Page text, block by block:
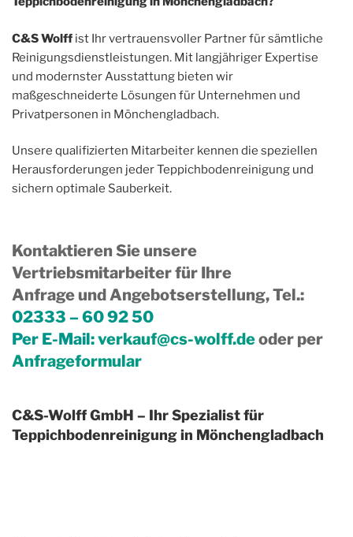
C&S Wolff ist Ihr vertrauensvoller Partner für sämtliche
Reinigungsdienstleistungen. Mit langjähriger Expertise
und modernster Ausstattung bieten wir
maßgeschneiderte Lösungen für Unternehmen und
Privatpersonen in Mönchengladbach.
Unsere qualifizierten Mitarbeiter kennen die speziellen
Herausforderungen jeder Teppichbodenreinigung und
sichern optimale Sauberkeit.
Kontaktieren Sie unsere
Vertriebsmitarbeiter für Ihre
Anfrage und Angebotserstellung, Tel.:
02333 – 60 92 50
Per E-Mail:verkauf@cs-wolff.deoder per
Anfrageformular
C&S-Wolff GmbH – Ihr Spezialist für
Teppichbodenreinigung in Mönchengladbach